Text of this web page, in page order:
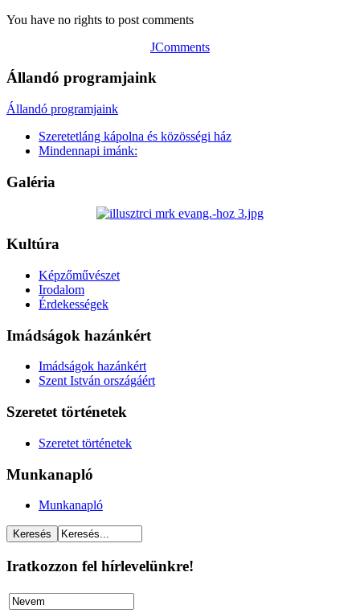
You have no rights to post comments
JComments
Állandó programjaink
Állandó programjaink
Szeretetláng kápolna és közösségi ház
Mindennapi imánk:
Galéria
Kultúra
Képzőművészet
Irodalom
Érdekességek
Imádságok hazánkért
Imádságok hazánkért
Szent István országáért
Szeretet történetek
Szeretet történetek
Munkanapló
Munkanapló
Iratkozzon fel hírlevelünkre!